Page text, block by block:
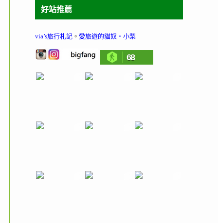
好站推薦
via’s旅行札記 。 愛旅遊的貓奴‧小梨
68